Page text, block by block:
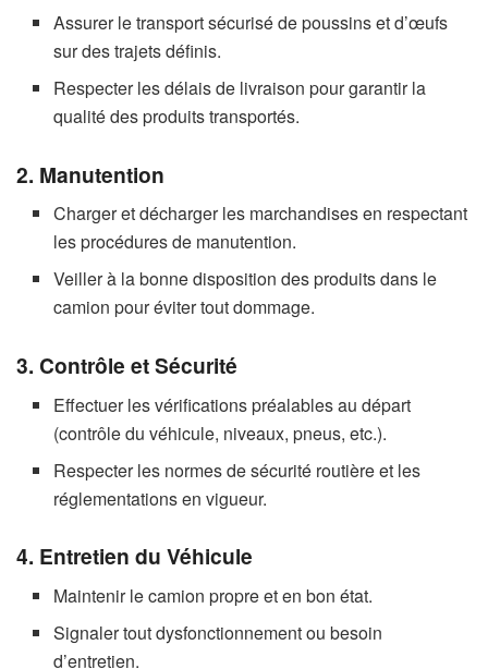
Assurer le transport sécurisé de poussins et d’œufs
sur des trajets définis.
Respecter les délais de livraison pour garantir la
qualité des produits transportés.
2. Manutention
Charger et décharger les marchandises en respectant
les procédures de manutention.
Veiller à la bonne disposition des produits dans le
camion pour éviter tout dommage.
3. Contrôle et Sécurité
Effectuer les vérifications préalables au départ
(contrôle du véhicule, niveaux, pneus, etc.).
Respecter les normes de sécurité routière et les
réglementations en vigueur.
4. Entretien du Véhicule
Maintenir le camion propre et en bon état.
Signaler tout dysfonctionnement ou besoin
d’entretien.